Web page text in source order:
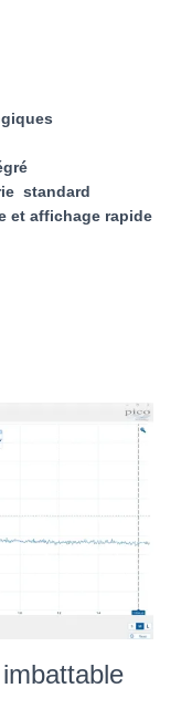
standard
et affichage rapide